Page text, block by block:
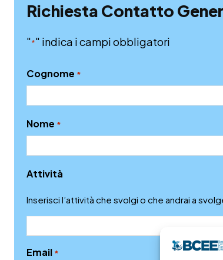
Richiesta Contatto
"*" indica i campi obbligatori
Cognome *
Nome *
Attività
Inserisci l’attività che svolgi o che andrai a
Email *